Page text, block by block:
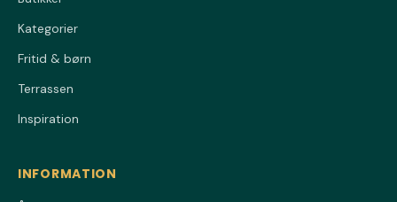
Kategorier
Fritid & børn
Terrassen
Inspiration
INFORMATION